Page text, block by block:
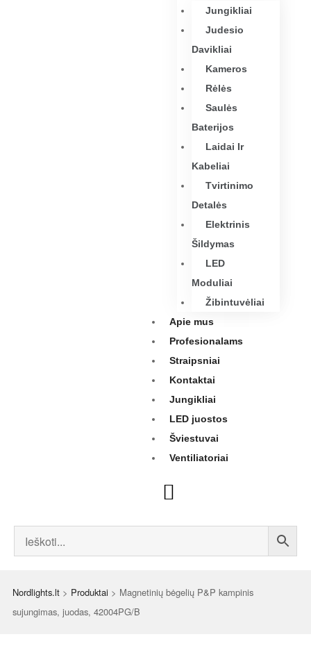
Jungikliai
Judesio
Davikliai
Kameros
Rėlės
Saulės
Baterijos
Laidai Ir
Kabeliai
Tvirtinimo
Detalės
Elektrinis
Šildymas
LED
Moduliai
Žibintuvėliai
Apie mus
Profesionalams
Straipsniai
Kontaktai
Jungikliai
LED juostos
Šviestuvai
Ventiliatoriai
Nordlights.lt > Produktai > Magnetinių bėgelių P&P kampinis
sujungimas, juodas, 42004PG/B